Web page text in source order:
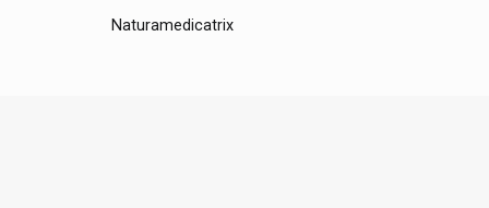
Naturamedicatrix